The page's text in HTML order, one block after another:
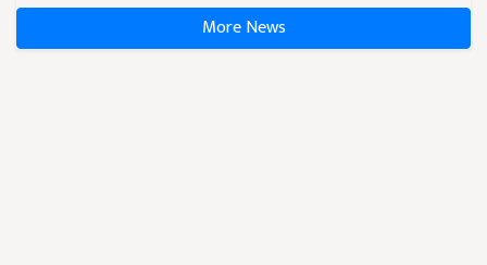
More News